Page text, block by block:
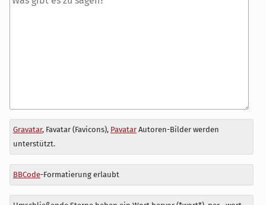
Antwort
zu
Gravatar, Favatar (Favicons), PavatarAutoren-Bilder werden
unterstützt.
BBCode-Formatierung erlaubt